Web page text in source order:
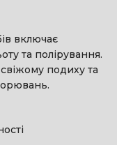
включає
та полірування.
подиху та